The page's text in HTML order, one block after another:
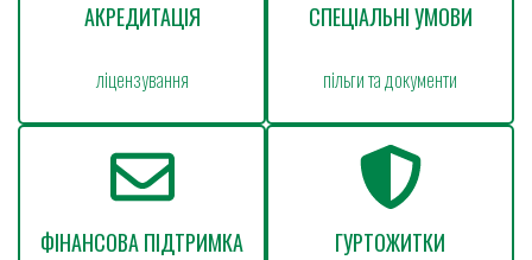
АКРЕДИТАЦІЯ
ліцензування
СПЕЦІАЛЬНІ УМОВИ
пільги та документи
ФІНАНСОВА ПІДТРИМКА ГУРТОЖИТКИ